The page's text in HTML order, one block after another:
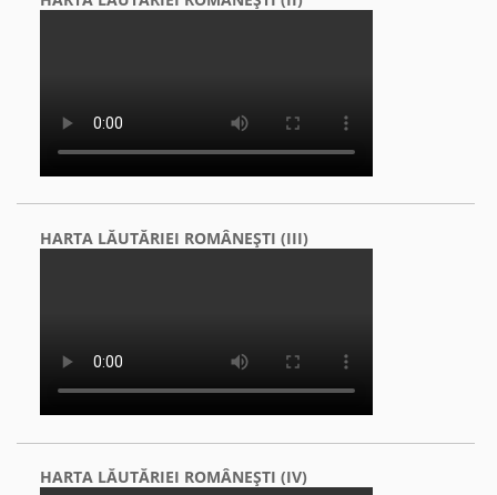
HARTA LĂUTĂRIEI ROMÂNEŞTI (III)
HARTA LĂUTĂRIEI ROMÂNEŞTI (IV)